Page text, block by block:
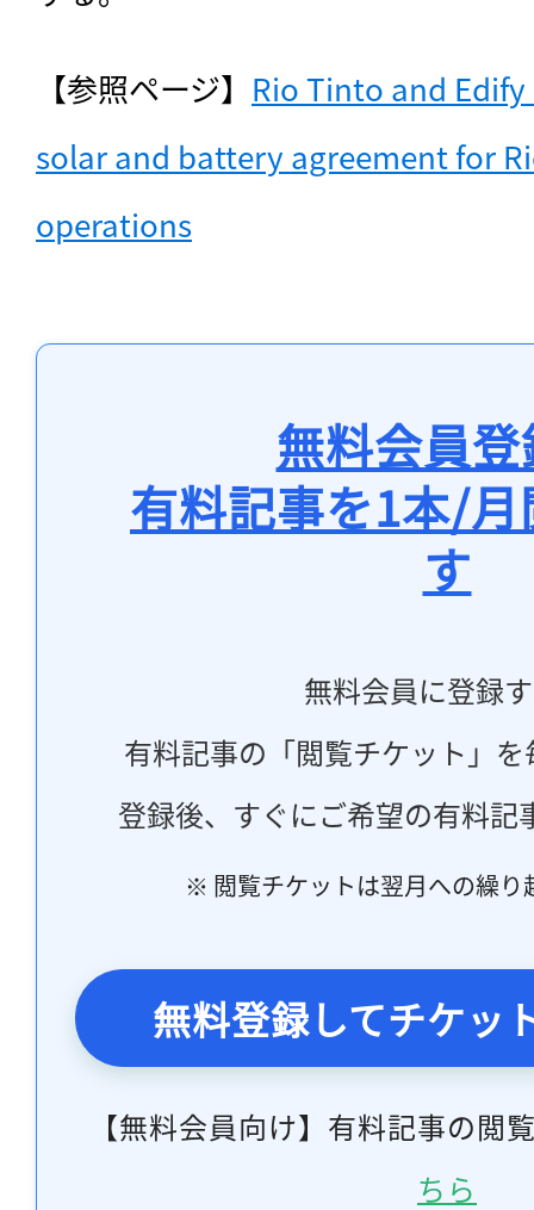
【参照ページ】 Rio Tinto and
solar and battery agreement for
operations
無料会員
有料記事を1本/
す
無料会員に登録
有料記事の「閲覧チケット」
登録後、すぐにご希望の有料記
※ 閲覧チケットは翌月への繰り
無料登録してチケッ
【無料会員向け】有料記事の閲
ちら